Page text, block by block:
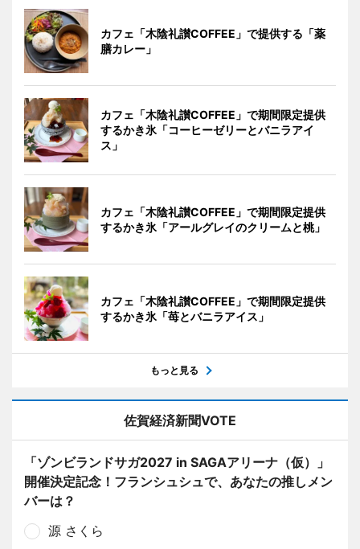
カフェ「木陰礼讃COFFEE」で提供する「薬
膳カレー」
カフェ「木陰礼讃COFFEE」で期間限定提供
するかき氷「コーヒーゼリーとバニラアイ
ス」
カフェ「木陰礼讃COFFEE」で期間限定提供
するかき氷「アールグレイのクリームと桃」
カフェ「木陰礼讃COFFEE」で期間限定提供
するかき氷「苺とバニラアイス」
もっと見る
佐賀経済新聞VOTE
「ゾンビランドサガ2027 in SAGAアリーナ（仮）」
開催決定記念！フランシュシュで、あなたの推しメン
バーは？
源 さくら